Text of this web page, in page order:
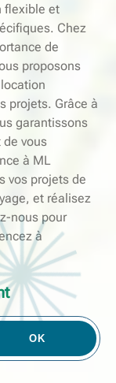
flexible et
Chez
de
proposons
projets. Grâce à
garantissons
de vous
à ML
vos projets de
et réalisez
nous pour
à